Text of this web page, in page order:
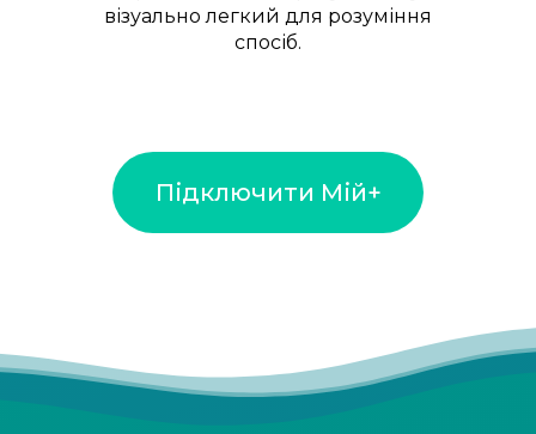
візуально легкий для розуміння
спосіб.
Підключити Мій+